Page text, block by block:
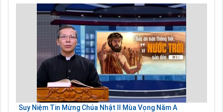
Suy Niệm Tin Mừng Chúa Nhật II Mùa Vọng Năm A